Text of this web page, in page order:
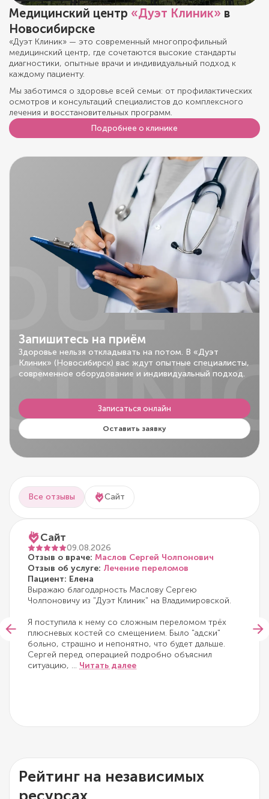
Медицинский центр «Дуэт Клиник» в
Новосибирске
«Дуэт Клиник» — это современный многопрофильный
медицинский центр, где сочетаются высокие стандарты
диагностики, опытные врачи и индивидуальный подход к
каждому пациенту.
Мы заботимся о здоровье всей семьи: от профилактических
осмотров и консультаций специалистов до комплексного
лечения и восстановительных программ.
Подробнее о клинике
Запишитесь на приём
Здоровье нельзя откладывать на потом. В «Дуэт
Клиник» (Новосибирск) вас ждут опытные специалисты,
современное оборудование и индивидуальный подход.
Записаться онлайн
Оставить заявку
Все отзывы Сайт
Сайт
09.08.2026
Отзыв о враче: Маслов Сергей Чолпонович
Отзыв об услуге: Лечение переломов
Пациент: Елена
Выражаю благодарность Маслову Сергею
Чолпоновичу из "Дуэт Клиник" на Владимировской.
Я поступила к нему со сложным переломом трёх
плюсневых костей со смещением. Было "адски"
больно, страшно и непонятно, что будет дальше.
Сергей перед операцией подробно объяснил
ситуацию, ... Читать далее
Рейтинг на независимых